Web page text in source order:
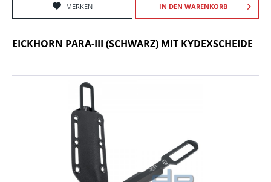
MERKEN IN DEN WARENKORB
EICKHORN PARA-III (SCHWARZ) MIT KYDEXSCHEIDE